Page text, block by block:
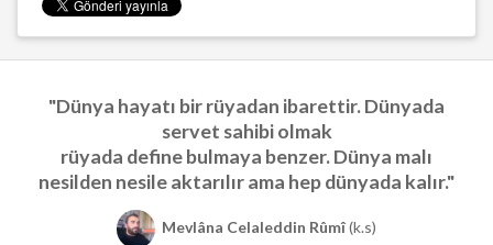
"Dünya hayatı bir rüyadan ibarettir. Dünyada
servet sahibi olmak
rüyada define bulmaya benzer. Dünya malı
nesilden nesile aktarılır ama hep dünyada kalır."
Mevlâna Celaleddin Rûmî(k.s)